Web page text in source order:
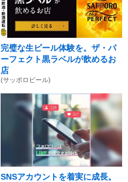
完璧な生ビール体験を。ザ・パ
ーフェクト黒ラベルが飲めるお
店
(サッポロビール)
SNSアカウントを着実に成長。